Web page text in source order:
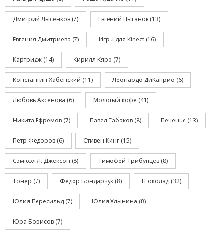
Дмитрий Лысенков (7) Евгений Цыганов (13)
Евгения Дмитриева (7) Игры для Kinect (16)
Картридж (14) Кирилл Кяро (7)
Константин Хабенский (11) Леонардо ДиКаприо (6)
Любовь Аксенова (6) Молотый кофе (41)
Никита Ефремов (7) Павел Табаков (8) Печенье (13)
Пётр Фёдоров (6) Стивен Кинг (15)
Сэмюэл Л. Джексон (8) Тимофей Трибунцев (8)
Тонер (7) Фёдор Бондарчук (8) Шоколад (32)
Юлия Пересильд (7) Юлия Хлынина (8)
Юра Борисов (7)